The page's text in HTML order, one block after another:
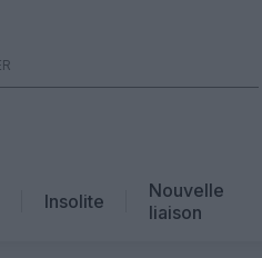
Insolite
Nouvelle
liaison